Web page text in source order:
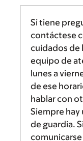
Si tiene
contáctese
cuidados de
equipo de
lunes a
de ese
hablar con
Siempre
de guardia.